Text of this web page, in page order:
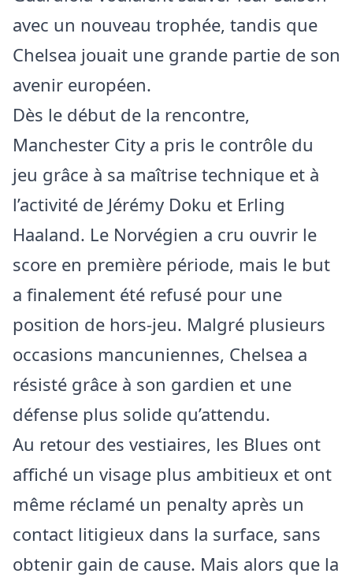
avec un nouveau trophée, tandis que
Chelsea jouait une grande partie de son
avenir européen.
Dès le début de la rencontre,
Manchester City a pris le contrôle du
jeu grâce à sa maîtrise technique et à
l’activité de Jérémy Doku et Erling
Haaland. Le Norvégien a cru ouvrir le
score en première période, mais le but
a finalement été refusé pour une
position de hors-jeu. Malgré plusieurs
occasions mancuniennes, Chelsea a
résisté grâce à son gardien et une
défense plus solide qu’attendu.
Au retour des vestiaires, les Blues ont
affiché un visage plus ambitieux et ont
même réclamé un penalty après un
contact litigieux dans la surface, sans
obtenir gain de cause. Mais alors que la